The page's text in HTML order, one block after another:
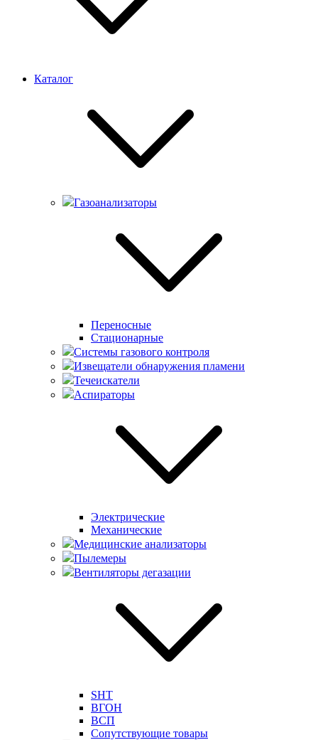
Каталог
Газоанализаторы
Переносные
Стационарные
Системы газового контроля
Извещатели обнаружения пламени
Течеискатели
Аспираторы
Электрические
Механические
Медицинские анализаторы
Пылемеры
Вентиляторы дегазации
SHT
ВГОН
ВСП
Сопутствующие товары